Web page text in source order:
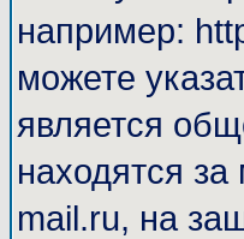
например:
можете
является
находятся
mail.ru, на